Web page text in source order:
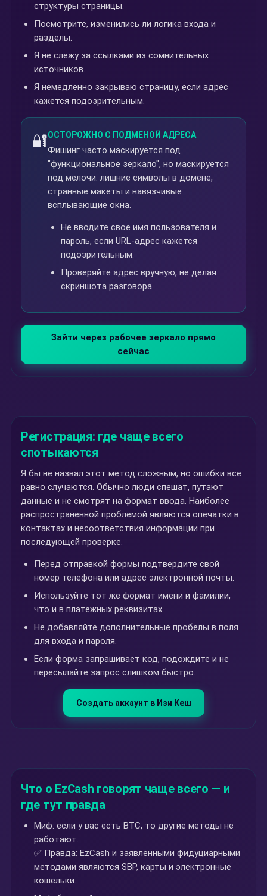
структуры страницы.
Посмотрите, изменились ли логика входа и
разделы.
Я не слежу за ссылками из сомнительных
источников.
Я немедленно закрываю страницу, если адрес
кажется подозрительным.
🔐ОСТОРОЖНО С ПОДМЕНОЙ АДРЕСА
Фишинг часто маскируется под
"функциональное зеркало", но маскируется
под мелочи: лишние символы в домене,
странные макеты и навязчивые
всплывающие окна.
Не вводите свое имя пользователя и
пароль, если URL-адрес кажется
подозрительным.
Проверяйте адрес вручную, не делая
скриншота разговора.
Зайти через рабочее зеркало прямо
сейчас
Регистрация: где чаще всего
спотыкаются
Я бы не назвал этот метод сложным, но ошибки все
равно случаются. Обычно люди спешат, путают
данные и не смотрят на формат ввода. Наиболее
распространенной проблемой являются опечатки в
контактах и несоответствия информации при
последующей проверке.
Перед отправкой формы подтвердите свой
номер телефона или адрес электронной почты.
Используйте тот же формат имени и фамилии,
что и в платежных реквизитах.
Не добавляйте дополнительные пробелы в поля
для входа и пароля.
Если форма запрашивает код, подождите и не
пересылайте запрос слишком быстро.
Создать аккаунт в Изи Кеш
Что о EzCash говорят чаще всего — и
где тут правда
Миф: если у вас есть BTC, то другие методы не
работают.
✅ Правда: EzCash и заявленными фидуциарными
методами являются SBP, карты и электронные
кошельки.